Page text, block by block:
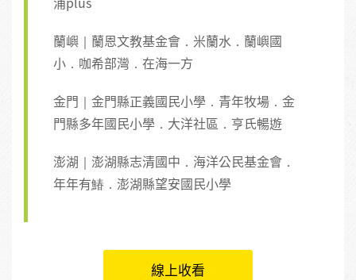
蘭嶼｜蘭恩文教基金會．米蘭水．蘭嶼國
小．咖希部灣．在海一方
金門｜金門縣正義國民小學．青年牧場．金
門縣多年國民小學．大洋社區．亨氏暢遊
澎湖｜澎湖縣志清國中．海洋公民基金會．
年年有鰆．澎湖縣望安國民小學
線上收看